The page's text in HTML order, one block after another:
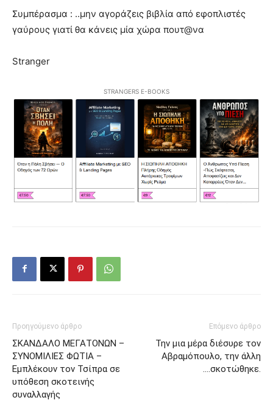
Συμπέρασμα : ..μην αγοράζεις βιβλία από εφοπλιστές
γαύρους γιατί θα κάνεις μία χώρα πουτ@να
Stranger
STRANGERS E-BOOKS
Προηγούμενο άρθρο
ΣΚΑΝΔΑΛΟ ΜΕΓΑΤΟΝΩΝ –
ΣΥΝΟΜΙΛΙΕΣ ΦΩΤΙΑ –
Εμπλέκουν τον Τσίπρα σε
υπόθεση σκοτεινής
συναλλαγής
Επόμενο άρθρο
Την μια μέρα διέσυρε τον
Αβραμόπουλο, την άλλη
….σκοτώθηκε.